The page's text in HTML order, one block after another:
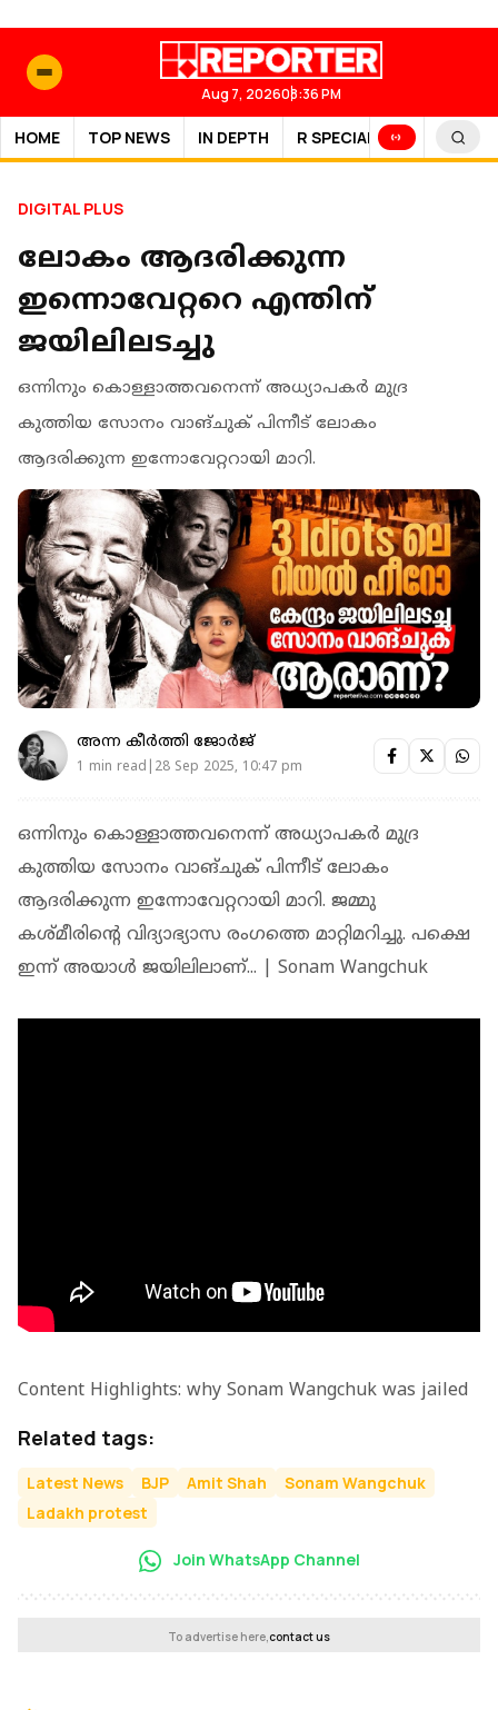
Aug 7, 202608:36 PM
HOME TOP NEWS IN DEPTH R SPECIAL SPORTS
DIGITAL PLUS
ലോകം ആദരിക്കുന്ന
ഇന്നൊവേറ്ററെ എന്തിന്
ജയിലിലടച്ചു
ഒന്നിനും കൊള്ളാത്തവനെന്ന് അധ്യാപകര്‍ മുദ്ര
കുത്തിയ സോനം വാങ്ചുക് പിന്നീട് ലോകം
ആദരിക്കുന്ന ഇന്നോവേറ്ററായി മാറി.
അന്ന കീര്‍‌ത്തി ജോര്‍ജ്
1 min read|28 Sep 2025, 10:47 pm
ഒന്നിനും കൊള്ളാത്തവനെന്ന് അധ്യാപകര്‍ മുദ്ര
കുത്തിയ സോനം വാങ്ചുക് പിന്നീട് ലോകം
ആദരിക്കുന്ന ഇന്നോവേറ്ററായി മാറി. ജമ്മു
കശ്മീരിന്റെ വിദ്യാഭ്യാസ രംഗത്തെ മാറ്റിമറിച്ചു. പക്ഷെ
ഇന്ന് അയാള്‍ ജയിലിലാണ്... | Sonam Wangchuk
Content Highlights: why Sonam Wangchuk was jailed
Related tags:
Latest News BJP Amit Shah
Sonam Wangchuk
Ladakh protest
Join WhatsApp Channel
To advertise here,contact us